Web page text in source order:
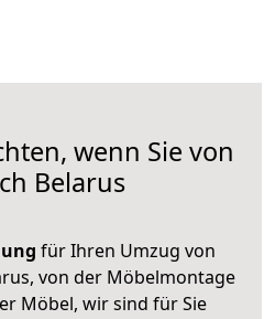
wenn Sie von
Belarus
für Ihren Umzug von
von der Möbelmontage
Möbel, wir sind für Sie